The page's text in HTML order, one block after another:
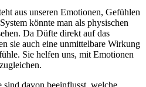
aus unseren Emotionen, Gefühlen
könnte man als physischen
Da Düfte direkt auf das
sie auch eine unmittelbare Wirkung
Sie helfen uns, mit Emotionen